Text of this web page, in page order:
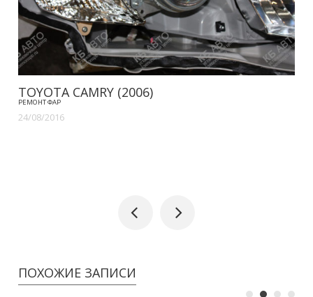
TOYOTA CAMRY (2006)
РЕМОНТ ФАР
24/08/2016
ПОХОЖИЕ ЗАПИСИ